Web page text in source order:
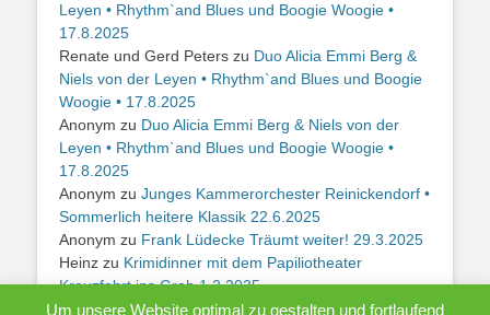
Leyen • Rhythm`and Blues und Boogie Woogie •
17.8.2025
Renate und Gerd Peters zu Duo Alicia Emmi Berg &
Niels von der Leyen • Rhythm`and Blues und Boogie
Woogie • 17.8.2025
Anonym zu Duo Alicia Emmi Berg & Niels von der
Leyen • Rhythm`and Blues und Boogie Woogie •
17.8.2025
Anonym zu Junges Kammerorchester Reinickendorf •
Sommerlich heitere Klassik 22.6.2025
Anonym zu Frank Lüdecke Träumt weiter! 29.3.2025
Heinz zu Krimidinner mit dem Papiliotheater
Kreuzfahrt ins Grab 1.2.2025
Um unsere Website optimal zu gestalten und fortlaufend